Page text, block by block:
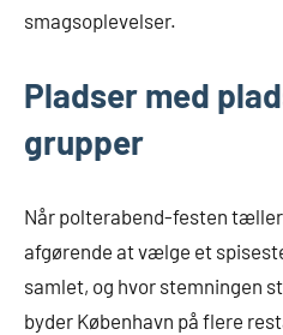
smagsoplevelser.
Pladser med
grupper
Når polterabend-festen
afgørende at vælge et
samlet, og hvor stemningen
byder København på flere